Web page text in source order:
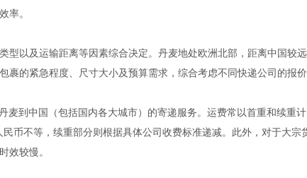
率。
型以及运输距离等因素综合决定。丹麦地处欧洲北部，距离中国较
裹的紧急程度、尺寸大小及预算需求，综合考虑不同快递公司的报
麦到中国（包括国内各大城市）的寄递服务。运费常以首重和续重计
币不等，续重部分则根据具体公司收费标准递减。此外，对于大宗
效较慢。